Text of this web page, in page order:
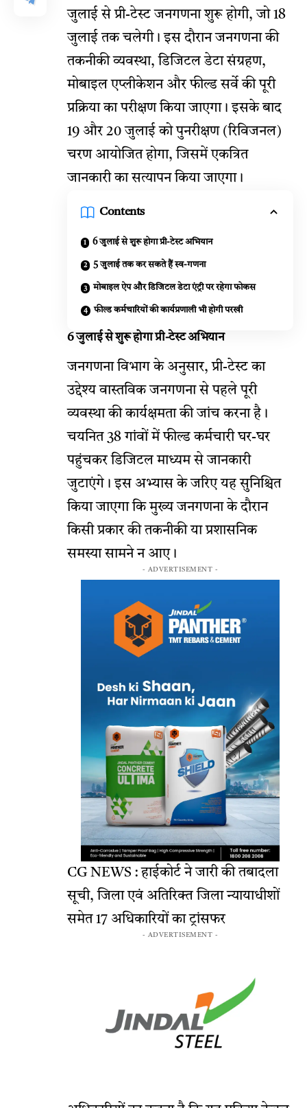
जुलाई से प्री-टेस्ट जनगणना शुरू होगी, जो 18
जुलाई तक चलेगी। इस दौरान जनगणना की
तकनीकी व्यवस्था, डिजिटल डेटा संग्रहण,
मोबाइल एप्लीकेशन और फील्ड सर्वे की पूरी
प्रक्रिया का परीक्षण किया जाएगा। इसके बाद
19 और 20 जुलाई को पुनरीक्षण (रिविजनल)
चरण आयोजित होगा, जिसमें एकत्रित
जानकारी का सत्यापन किया जाएगा।
Contents
6 जुलाई से शुरू होगा प्री-टेस्ट अभियान
5 जुलाई तक कर सकते हैं स्व-गणना
मोबाइल ऐप और डिजिटल डेटा एंट्री पर रहेगा फोकस
फील्ड कर्मचारियों की कार्यप्रणाली भी होगी परखी
6 जुलाई से शुरू होगा प्री-टेस्ट अभियान
जनगणना विभाग के अनुसार, प्री-टेस्ट का
उद्देश्य वास्तविक जनगणना से पहले पूरी
व्यवस्था की कार्यक्षमता की जांच करना है।
चयनित 38 गांवों में फील्ड कर्मचारी घर-घर
पहुंचकर डिजिटल माध्यम से जानकारी
जुटाएंगे। इस अभ्यास के जरिए यह सुनिश्चित
किया जाएगा कि मुख्य जनगणना के दौरान
किसी प्रकार की तकनीकी या प्रशासनिक
समस्या सामने न आए।
- ADVERTISEMENT -
CG NEWS : हाईकोर्ट ने जारी की तबादला
सूची, जिला एवं अतिरिक्त जिला न्यायाधीशों
समेत 17 अधिकारियों का ट्रांसफर
- ADVERTISEMENT -